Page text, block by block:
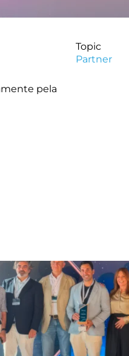
pela
Topic
Partner